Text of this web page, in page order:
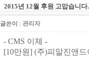
2015년 12월 후원 고맙습니다.
글쓴이 : 관리자
- CMS 이체 -
[10만원] (주)피알진앤드